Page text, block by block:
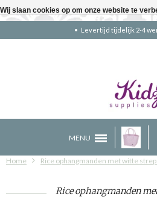
MENU
Home Rice ophangmanden met witte
Rice ophangmanden
Wij slaan cookies op om onze website te